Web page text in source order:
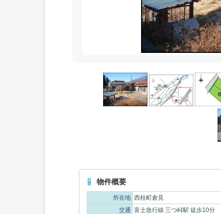
物件概要
所在地 西桂町倉見
交通 富士急行線 三つ峠駅 徒歩10分